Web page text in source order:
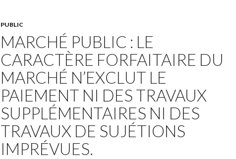
PUBLIC
MARCHÉ PUBLIC : LE
CARACTÈRE FORFAITAIRE DU
MARCHÉ N’EXCLUT LE
PAIEMENT NI DES TRAVAUX
SUPPLÉMENTAIRES NI DES
TRAVAUX DE SUJÉTIONS
IMPRÉVUES.